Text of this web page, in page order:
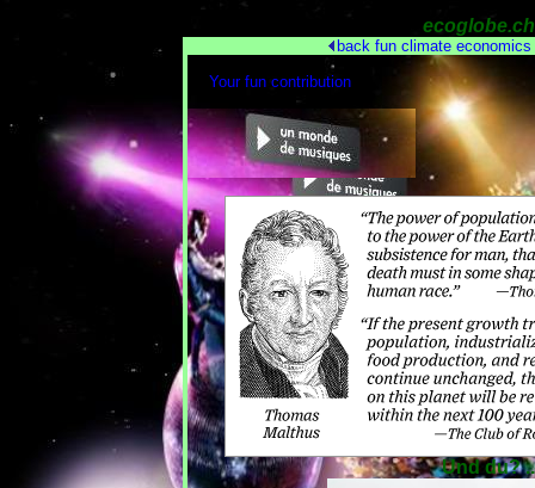
ecoglobe.ch
back fun climate economics
Your fun contribution
Und du?